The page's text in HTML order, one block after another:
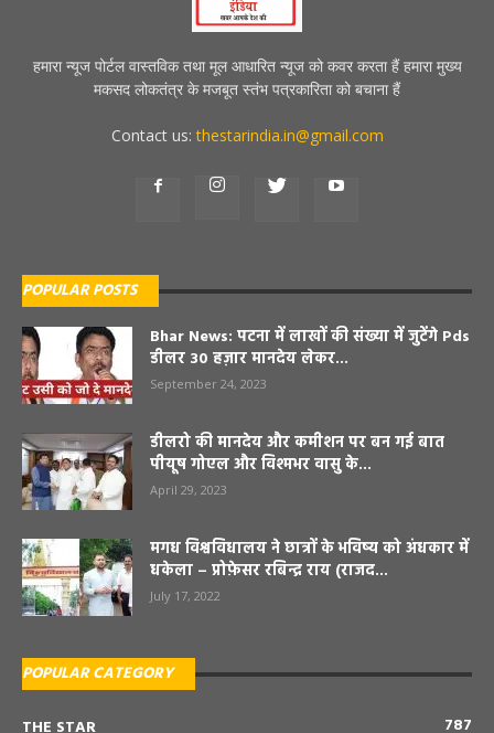
हमारा न्यूज पोर्टल वास्तविक तथा मूल आधारित न्यूज को कवर करता हैं हमारा मुख्य
मकसद लोकतंत्र के मजबूत स्तंभ पत्रकारिता को बचाना हैं
Contact us:thestarindia.in@gmail.com
POPULAR POSTS
Bhar News: पटना में लाखों की संख्या में जुटेंगे Pds
डीलर 30 हज़ार मानदेय लेकर...
September 24, 2023
डीलरो की मानदेय और कमीशन पर बन गई बात
पीयूष गोएल और विश्मभर वासु के...
April 29, 2023
मगध विश्वविधालय ने छात्रों के भविष्य को अंधकार में
धकेला – प्रोफ़ेसर रबिन्द्र राय (राजद...
July 17, 2022
POPULAR CATEGORY
787